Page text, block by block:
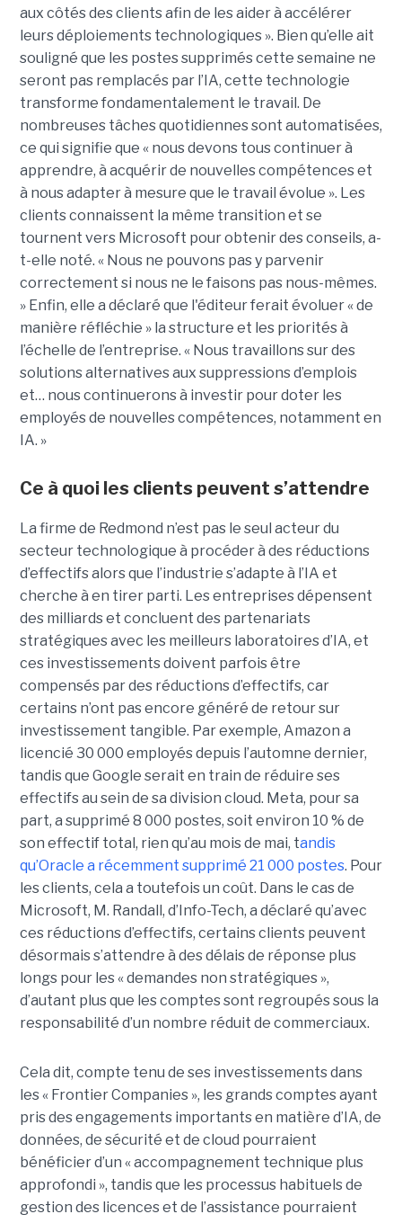
aux côtés des clients afin de les aider à accélérer
leurs déploiements technologiques ». Bien qu’elle ait
souligné que les postes supprimés cette semaine ne
seront pas remplacés par l’IA, cette technologie
transforme fondamentalement le travail. De
nombreuses tâches quotidiennes sont automatisées,
ce qui signifie que « nous devons tous continuer à
apprendre, à acquérir de nouvelles compétences et
à nous adapter à mesure que le travail évolue ». Les
clients connaissent la même transition et se
tournent vers Microsoft pour obtenir des conseils, a-
t-elle noté. « Nous ne pouvons pas y parvenir
correctement si nous ne le faisons pas nous-mêmes.
» Enfin, elle a déclaré que l'éditeur ferait évoluer « de
manière réfléchie » la structure et les priorités à
l’échelle de l’entreprise. « Nous travaillons sur des
solutions alternatives aux suppressions d’emplois
et… nous continuerons à investir pour doter les
employés de nouvelles compétences, notamment en
IA. »
Ce à quoi les clients peuvent s’attendre
La firme de Redmond n’est pas le seul acteur du
secteur technologique à procéder à des réductions
d’effectifs alors que l’industrie s’adapte à l’IA et
cherche à en tirer parti. Les entreprises dépensent
des milliards et concluent des partenariats
stratégiques avec les meilleurs laboratoires d’IA, et
ces investissements doivent parfois être
compensés par des réductions d’effectifs, car
certains n’ont pas encore généré de retour sur
investissement tangible. Par exemple, Amazon a
licencié 30 000 employésdepuis l’automne dernier,
tandis que Google serait en train de réduire ses
effectifsau sein de sa division cloud. Meta, pour sa
part, a supprimé 8 000 postes, soit environ 10 % de
son effectif total, rien qu’au mois de mai, tandis
qu’Oracle a récemment supprimé 21 000 postes. Pour
les clients, cela a toutefois un coût. Dans le cas de
Microsoft, M. Randall, d’Info-Tech, a déclaré qu’avec
ces réductions d’effectifs, certains clients peuvent
désormais s’attendre à des délais de réponse plus
longs pour les « demandes non stratégiques »,
d’autant plus que les comptes sont regroupés sous la
responsabilité d’un nombre réduit de commerciaux.
Cela dit, compte tenu de ses investissements dans
les « Frontier Companies », les grands comptes ayant
pris des engagements importants en matière d’IA, de
données, de sécurité et de cloud pourraient
bénéficier d’un « accompagnement technique plus
approfondi », tandis que les processus habituels de
gestion des licences et de l’assistance pourraient